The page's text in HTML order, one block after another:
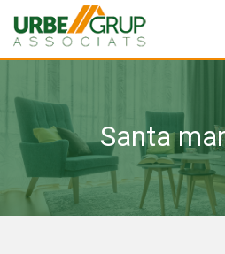
Santa
Modificar cookies
Técnicas y funcionales